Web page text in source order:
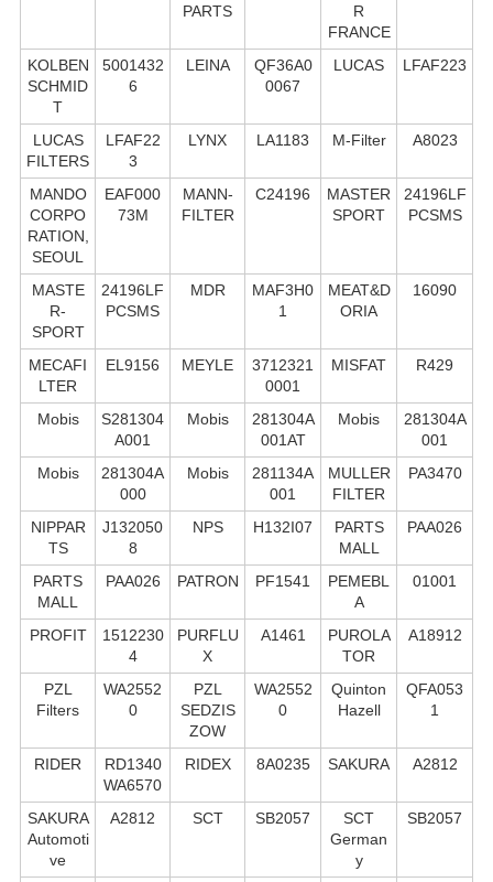
PARTS
R
FRANCE
KOLBEN
SCHMID
T
5001432
6
LEINA
QF36A0
0067
LUCAS LFAF223
LUCAS
FILTERS
LFAF22
3
LYNX LA1183 M-Filter A8023
MANDO
CORPO
RATION,
SEOUL
EAF000
73M
MANN-
FILTER
C24196
MASTER
SPORT
24196LF
PCSMS
MASTE
R-
SPORT
24196LF
PCSMS
MDR
MAF3H0
1
MEAT&D
ORIA
16090
MECAFI
LTER
EL9156 MEYLE
3712321
0001
MISFAT R429
Mobis
S281304
A001
Mobis
281304A
001AT
Mobis
281304A
001
Mobis
281304A
000
Mobis
281134A
001
MULLER
FILTER
PA3470
NIPPAR
TS
J132050
8
NPS H132I07
PARTS
MALL
PAA026
PARTS
MALL
PAA026 PATRON PF1541
PEMEBL
A
01001
PROFIT
1512230
4
PURFLU
X
A1461
PUROLA
TOR
A18912
PZL
Filters
WA2552
0
PZL
SEDZIS
ZOW
WA2552
0
Quinton
Hazell
QFA053
1
RIDER
RD1340
WA6570
RIDEX 8A0235 SAKURA A2812
SAKURA
Automoti
ve
A2812 SCT SB2057
SCT
German
y
SB2057